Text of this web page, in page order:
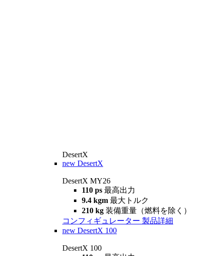
DesertX
new DesertX
DesertX MY26
110 ps 最高出力
9.4 kgm 最大トルク
210 kg 装備重量（燃料を除く）
コンフィギュレーター 製品詳細
new DesertX 100
DesertX 100